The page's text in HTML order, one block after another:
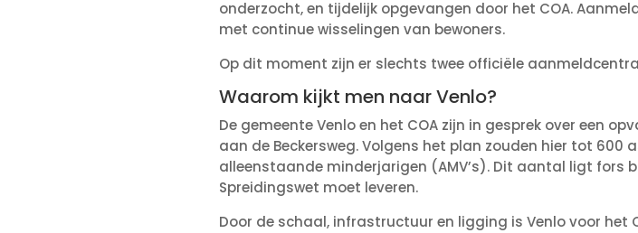
onderzocht, en tijdelijk opgevangen door het COA.
met continue wisselingen van bewoners.
Op dit moment zijn er slechts twee officiële
Waarom kijkt men naar Venlo?
De gemeente Venlo en het COA zijn in gesprek over een
aan de Beckersweg. Volgens het plan zouden hier tot 600
alleenstaande minderjarigen (AMV’s). Dit aantal ligt fors
Spreidingswet moet leveren.
Door de schaal, infrastructuur en ligging is Venlo voor het